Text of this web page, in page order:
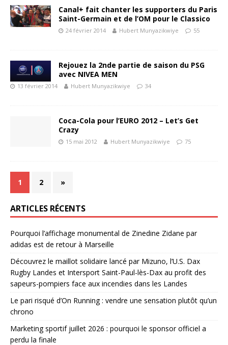
Canal+ fait chanter les supporters du Paris
Saint-Germain et de l’OM pour le Classico
24 février 2014 Hubert Munyazikwiye 55
Rejouez la 2nde partie de saison du PSG
avec NIVEA MEN
13 février 2014 Hubert Munyazikwiye 34
Coca-Cola pour l’EURO 2012 – Let’s Get
Crazy
15 mai 2012 Hubert Munyazikwiye 75
1 2 »
ARTICLES RÉCENTS
Pourquoi l’affichage monumental de Zinedine Zidane par
adidas est de retour à Marseille
Découvrez le maillot solidaire lancé par Mizuno, l’U.S. Dax
Rugby Landes et Intersport Saint-Paul-lès-Dax au profit des
sapeurs-pompiers face aux incendies dans les Landes
Le pari risqué d’On Running : vendre une sensation plutôt qu’un
chrono
Marketing sportif juillet 2026 : pourquoi le sponsor officiel a
perdu la finale